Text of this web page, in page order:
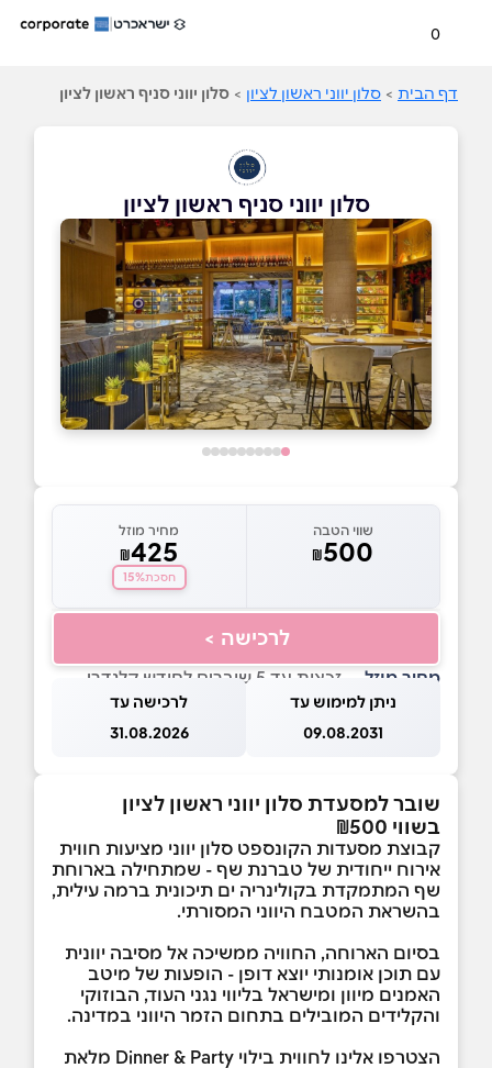
0
דף הבית > סלון יווני ראשון לציון > סלון יווני סניף ראשון לציון
סלון יווני סניף ראשון לציון
שווי הטבה
₪500
מחיר מוזל
₪425
חסכת15%
לרכישה >
מחיר מוזל — זכאות עד 5 שוברים לחודש קלנדרי
ניתן למימוש עד
09.08.2031
לרכישה עד
31.08.2026
שובר למסעדת סלון יווני ראשון לציון
בשווי ₪500
קבוצת מסעדות הקונספט סלון יווני מציעות חווית
אירוח ייחודית של טברנת שף - שמתחילה בארוחת
שף המתמקדת בקולינריה ים תיכונית ברמה עילית,
בהשראת המטבח היווני המסורתי.
בסיום הארוחה, החוויה ממשיכה אל מסיבה יוונית
עם תוכן אומנותי יוצא דופן - הופעות של מיטב
האמנים מיוון ומישראל בליווי נגני העוד, הבוזוקי
והקלידים המובילים בתחום הזמר היווני במדינה.
הצטרפו אלינו לחווית בילוי Dinner & Party מלאת